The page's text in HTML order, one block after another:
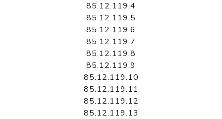
85.12.119.4
85.12.119.5
85.12.119.6
85.12.119.7
85.12.119.8
85.12.119.9
85.12.119.10
85.12.119.11
85.12.119.12
85.12.119.13